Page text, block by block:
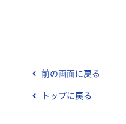
前の画面に戻る
トップに戻る